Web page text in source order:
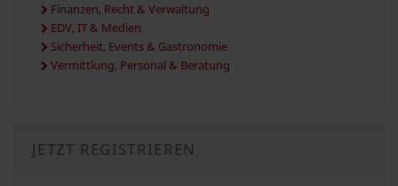
Finanzen, Recht & Verwaltung
EDV, IT & Medien
Sicherheit, Events & Gastronomie
Vermittlung, Personal & Beratung
JETZT REGISTRIEREN